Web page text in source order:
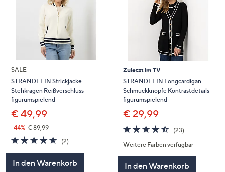
SALE
STRANDFEIN Strickjacke
Stehkragen Reißverschluss
figurumspielend
€ 49,99
-44% € 89,99
4.5
von
(2)2
In den Warenkorb
Zuletzt im TV
STRANDFEIN Longcardigan
Schmuckknöpfe Kontrastdetails
figurumspielend
€ 29,99
4.4
von
5
(23)23
Weitere Farben verfügbar
In den Warenkorb